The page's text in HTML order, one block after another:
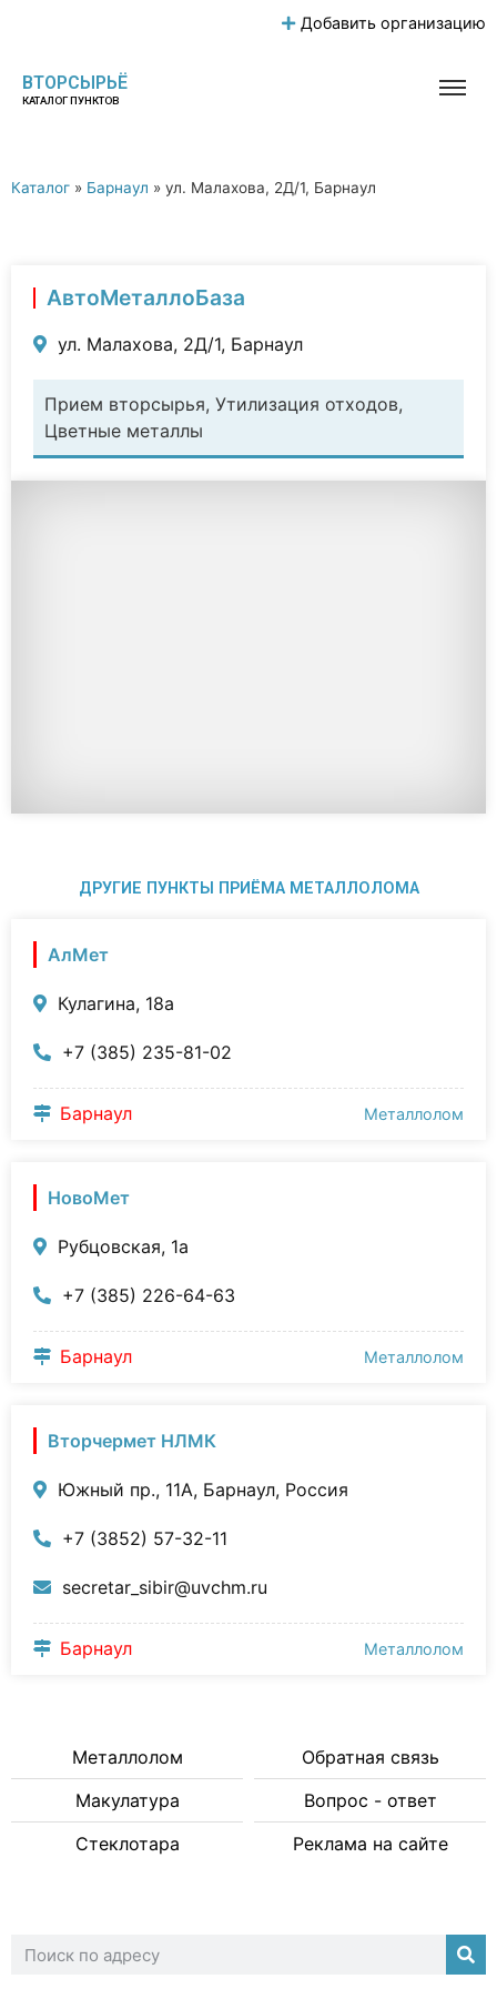
Добавить организацию
ВТОРСЫРЬЁ
КАТАЛОГ ПУНКТОВ
Каталог » Барнаул » ул. Малахова, 2Д/1, Барнаул
АвтоМеталлоБаза
ул. Малахова, 2Д/1, Барнаул
Прием вторсырья, Утилизация отходов,
Цветные металлы
ДРУГИЕ ПУНКТЫ ПРИЁМА МЕТАЛЛОЛОМА
АлМет
Кулагина, 18а
+7 (385) 235-81-02
Барнаул Металлолом
НовоМет
Рубцовская, 1а
+7 (385) 226-64-63
Барнаул Металлолом
Вторчермет НЛМК
Южный пр., 11А, Барнаул, Россия
+7 (3852) 57-32-11
secretar_sibir@uvchm.ru
Барнаул Металлолом
Металлолом
Макулатура
Стеклотара
Обратная связь
Вопрос - ответ
Реклама на сайте